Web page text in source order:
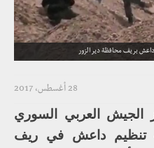
بريف محافظة دير الزور
28 أغسطس، 2017
الجيش العربي السوري
تنظيم داعش في ريف